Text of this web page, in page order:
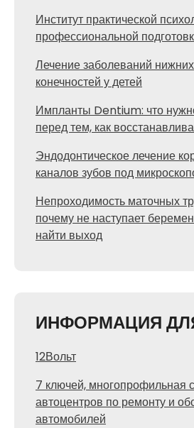
Институт практической
профессиональной
Лечение заболеваний нижних
конечностей у детей
Импланты Dentium: что
перед тем, как
Эндодонтическое лечение
каналов зубов под
Непроходимость маточных
почему не наступает
найти выход
ИНФОРМАЦИЯ
12Вольт
7 ключей, многопрофильная
автоцентров по ремонту и
автомобилей